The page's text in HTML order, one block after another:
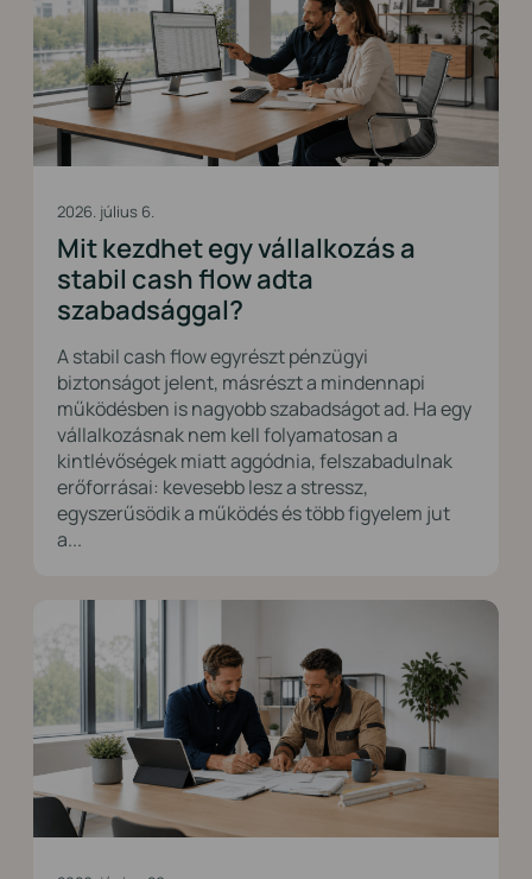
2026. július 6.
Mit kezdhet egy vállalkozás a
stabil cash flow adta
szabadsággal?
A stabil cash flow egyrészt pénzügyi
biztonságot jelent, másrészt a mindennapi
működésben is nagyobb szabadságot ad. Ha egy
vállalkozásnak nem kell folyamatosan a
kintlévőségek miatt aggódnia, felszabadulnak
erőforrásai: kevesebb lesz a stressz,
egyszerűsödik a működés és több figyelem jut
a...